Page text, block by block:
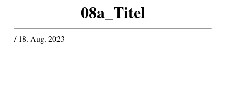
08a_Titel
/ 18. Aug. 2023